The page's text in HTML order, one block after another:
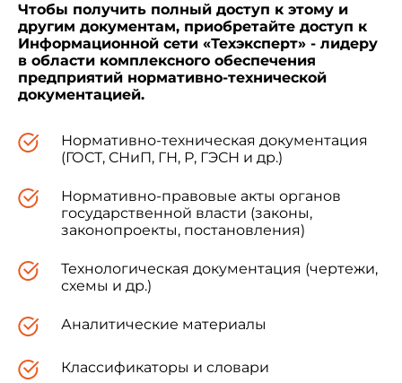
ГОСТ 13015.2-81
Чтобы получить полный доступ к этому и
другим документам, приобретайте доступ к
Информационной сети «Техэксперт» - лидеру
в области комплексного обеспечения
предприятий нормативно-технической
документацией.
Нормативно-техническая документация
(ГОСТ, СНиП, ГН, Р, ГЭСН и др.)
Нормативно-правовые акты органов
государственной власти (законы,
законопроекты, постановления)
Технологическая документация (чертежи,
схемы и др.)
Аналитические материалы
Классификаторы и словари